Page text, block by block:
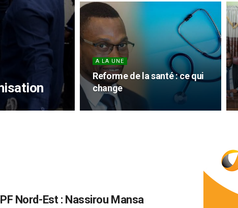
A LA UNE
Reforme de la santé : ce qui
change
Nord-Est : Nassirou Mansa